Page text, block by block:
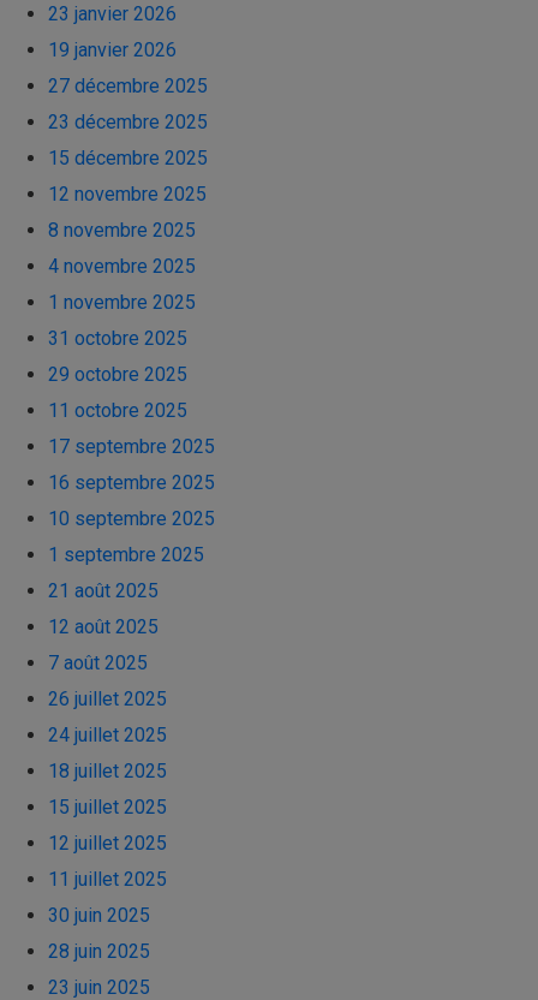
23 janvier 2026
19 janvier 2026
27 décembre 2025
23 décembre 2025
15 décembre 2025
12 novembre 2025
8 novembre 2025
4 novembre 2025
1 novembre 2025
31 octobre 2025
29 octobre 2025
11 octobre 2025
17 septembre 2025
16 septembre 2025
10 septembre 2025
1 septembre 2025
21 août 2025
12 août 2025
7 août 2025
26 juillet 2025
24 juillet 2025
18 juillet 2025
15 juillet 2025
12 juillet 2025
11 juillet 2025
30 juin 2025
28 juin 2025
23 juin 2025